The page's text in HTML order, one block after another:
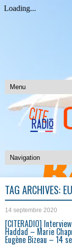
TAG ARCHIVES:
14 septembre 2020
[CITERADIO]
Haddad – Marie
Eugène Bizeau – 14